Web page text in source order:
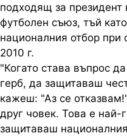
подходящ за президент
футболен съюз, тъй
националния отбор при
2010 г.
"Когато става въпрос
герб, да защитаваш
кажеш: "Аз се
друг човек. Това е най-
защитаваш